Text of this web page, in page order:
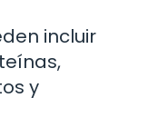
incluir
y